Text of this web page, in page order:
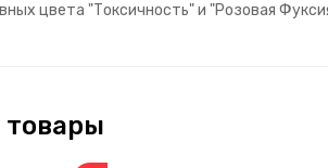
цвета "Токсичность" и "Розовая